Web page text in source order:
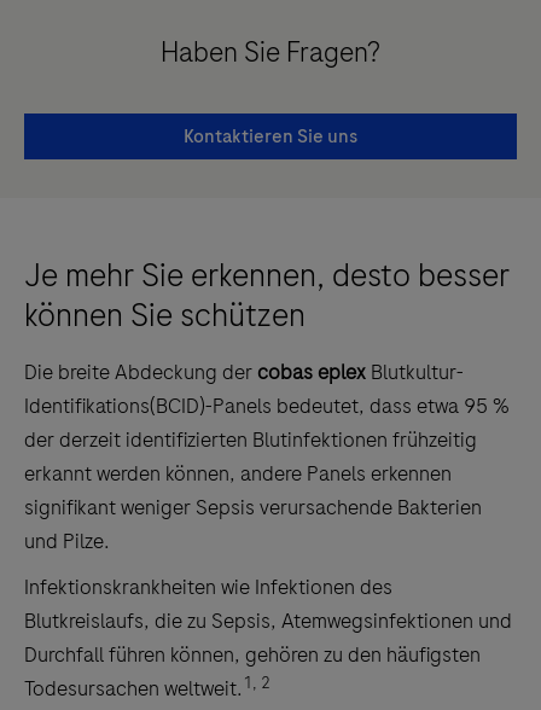
Haben Sie Fragen?
Kontaktieren Sie uns
Je mehr Sie erkennen, desto besser
können Sie schützen
Die breite Abdeckung der cobas eplex Blutkultur-
Identifikations(BCID)-Panels bedeutet, dass etwa 95 %
der derzeit identifizierten Blutinfektionen frühzeitig
erkannt werden können, andere Panels erkennen
signifikant weniger Sepsis verursachende Bakterien
und Pilze.
Infektionskrankheiten wie Infektionen des
Blutkreislaufs, die zu Sepsis, Atemwegsinfektionen und
Durchfall führen können, gehören zu den häufigsten
Todesursachen weltweit. 1, 2